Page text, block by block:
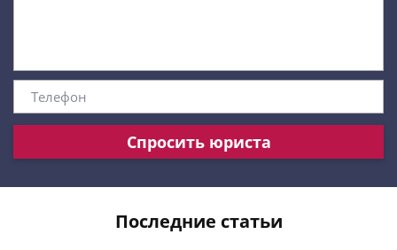
Спросить юриста
Последние статьи